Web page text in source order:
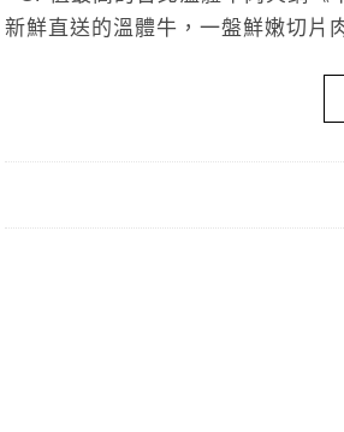
新鮮直送的溫體牛，一盤鮮嫩切